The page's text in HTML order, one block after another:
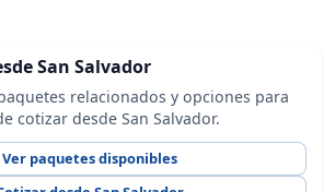
San Salvador
relacionados y opciones para
cotizar desde San Salvador.
Ver paquetes disponibles